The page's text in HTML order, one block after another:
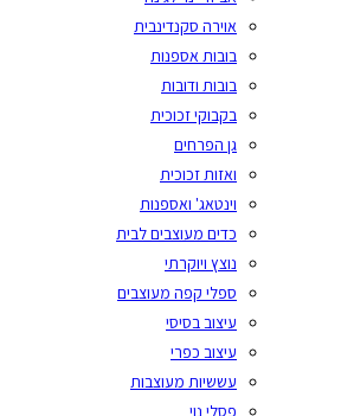
אוירה סקנדינבית
בובות אספנות
בובות ודובות
בקבוקי זכוכית
גן הפרחים
ואזות זכוכית
וינטאג' ואספנות
כדים מעוצבים לבית
נוצץ ויוקרתי
ספלי קפה מעוצבים
עיצוב בסיסי
עיצוב כפרי
עששיות מעוצבות